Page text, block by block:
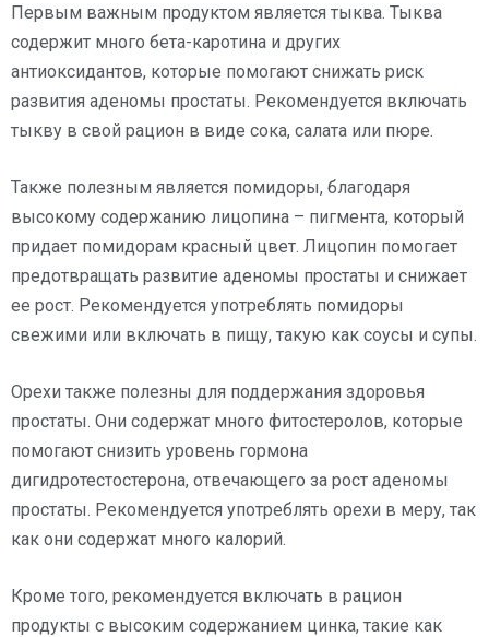
Первым важным продуктом является тыква. Тыква
содержит много бета-каротина и других
антиоксидантов, которые помогают снижать риск
развития аденомы простаты. Рекомендуется включать
тыкву в свой рацион в виде сока, салата или пюре.
Также полезным является помидоры, благодаря
высокому содержанию лицопина – пигмента, который
придает помидорам красный цвет. Лицопин помогает
предотвращать развитие аденомы простаты и снижает
ее рост. Рекомендуется употреблять помидоры
свежими или включать в пищу, такую как соусы и супы.
Орехи также полезны для поддержания здоровья
простаты. Они содержат много фитостеролов, которые
помогают снизить уровень гормона
дигидротестостерона, отвечающего за рост аденомы
простаты. Рекомендуется употреблять орехи в меру, так
как они содержат много калорий.
Кроме того, рекомендуется включать в рацион
продукты с высоким содержанием цинка, такие как